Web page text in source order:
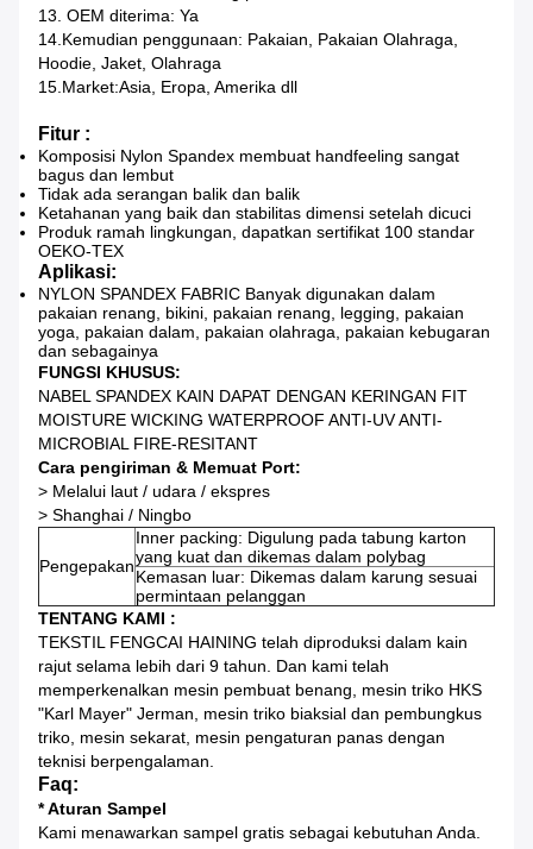
13. OEM diterima: Ya
14.Kemudian penggunaan: Pakaian, Pakaian Olahraga,
Hoodie, Jaket, Olahraga
15.Market:Asia, Eropa, Amerika dll
Fitur :
Komposisi Nylon Spandex membuat handfeeling sangat
bagus dan lembut
Tidak ada serangan balik dan balik
Ketahanan yang baik dan stabilitas dimensi setelah dicuci
Produk ramah lingkungan, dapatkan sertifikat 100 standar
OEKO-TEX
Aplikasi:
NYLON SPANDEX FABRIC Banyak digunakan dalam
pakaian renang, bikini, pakaian renang, legging, pakaian
yoga, pakaian dalam, pakaian olahraga, pakaian kebugaran
dan sebagainya
FUNGSI KHUSUS:
NABEL SPANDEX KAIN DAPAT DENGAN KERINGAN FIT
MOISTURE WICKING WATERPROOF ANTI-UV ANTI-
MICROBIAL FIRE-RESITANT
Cara pengiriman & Memuat Port:
> Melalui laut / udara / ekspres
> Shanghai / Ningbo
Pengepakan
Inner packing: Digulung pada tabung karton
yang kuat dan dikemas dalam polybag
Kemasan luar: Dikemas dalam karung sesuai
permintaan pelanggan
TENTANG KAMI :
TEKSTIL FENGCAI HAINING telah diproduksi dalam kain
rajut selama lebih dari 9 tahun. Dan kami telah
memperkenalkan mesin pembuat benang, mesin triko HKS
"Karl Mayer" Jerman, mesin triko biaksial dan pembungkus
triko, mesin sekarat, mesin pengaturan panas dengan
teknisi berpengalaman.
Faq:
* Aturan Sampel
Kami menawarkan sampel gratis sebagai kebutuhan Anda.